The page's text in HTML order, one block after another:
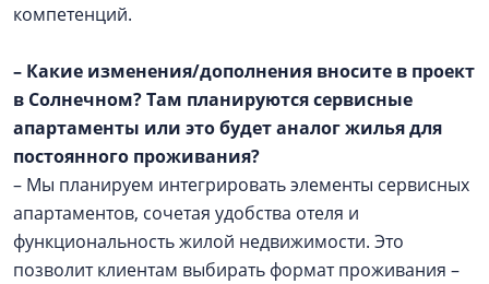
компетенций.
– Какие изменения/дополнения вносите в проект
в Солнечном? Там планируются сервисные
апартаменты или это будет аналог жилья для
постоянного проживания?
– Мы планируем интегрировать элементы сервисных
апартаментов, сочетая удобства отеля и
функциональность жилой недвижимости. Это
позволит клиентам выбирать формат проживания –